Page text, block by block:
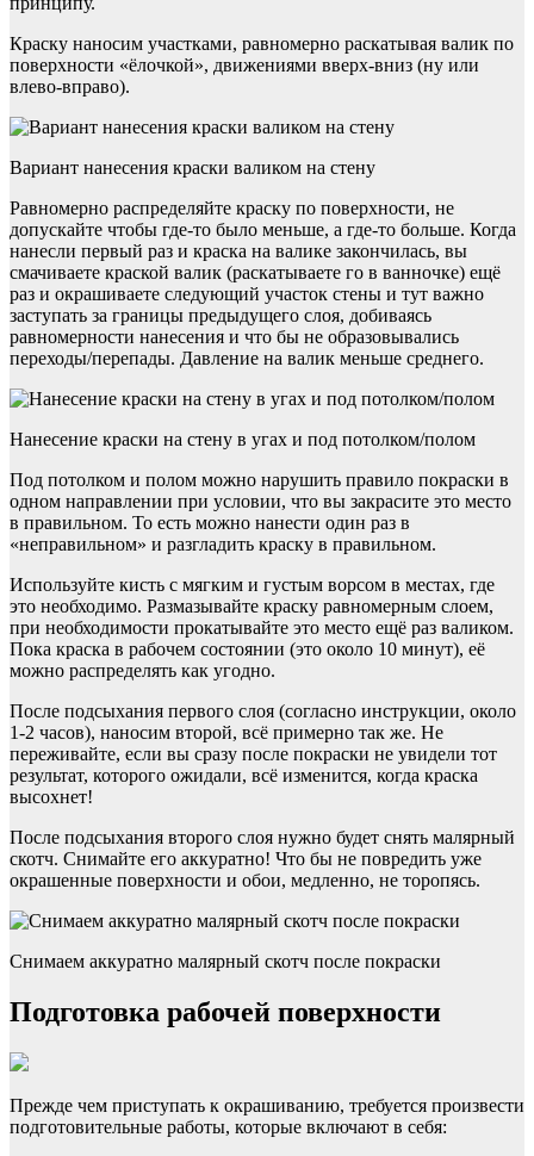
Краску наносим участками, равномерно раскатывая валик по
поверхности «ёлочкой», движениями вверх-вниз (ну или
влево-вправо).
Вариант нанесения краски валиком на стену
Равномерно распределяйте краску по поверхности, не
допускайте чтобы где-то было меньше, а где-то больше. Когда
нанесли первый раз и краска на валике закончилась, вы
смачиваете краской валик (раскатываете го в ванночке) ещё
раз и окрашиваете следующий участок стены и тут важно
заступать за границы предыдущего слоя, добиваясь
равномерности нанесения и что бы не образовывались
переходы/перепады. Давление на валик меньше среднего.
Нанесение краски на стену в угах и под потолком/полом
Под потолком и полом можно нарушить правило покраски в
одном направлении при условии, что вы закрасите это место
в правильном. То есть можно нанести один раз в
«неправильном» и разгладить краску в правильном.
Используйте кисть с мягким и густым ворсом в местах, где
это необходимо. Размазывайте краску равномерным слоем,
при необходимости прокатывайте это место ещё раз валиком.
Пока краска в рабочем состоянии (это около 10 минут), её
можно распределять как угодно.
После подсыхания первого слоя (согласно инструкции, около
1-2 часов), наносим второй, всё примерно так же. Не
переживайте, если вы сразу после покраски не увидели тот
результат, которого ожидали, всё изменится, когда краска
высохнет!
После подсыхания второго слоя нужно будет снять малярный
скотч. Снимайте его аккуратно! Что бы не повредить уже
окрашенные поверхности и обои, медленно, не торопясь.
Снимаем аккуратно малярный скотч после покраски
Подготовка рабочей поверхности
Прежде чем приступать к окрашиванию, требуется произвести
подготовительные работы, которые включают в себя: